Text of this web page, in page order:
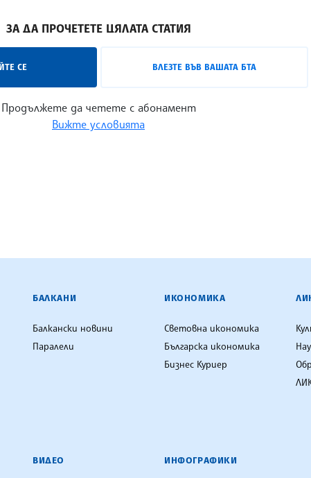
ЗА ДА ПРОЧЕТЕТЕ ЦЯЛАТА СТАТИЯ
СЕ ВЛЕЗТЕ ВЪВ ВАШАТА БТА
Продължете да четете с абонамент
Вижте условията
БАЛКАНИ
Балкански новини
Паралели
ИКОНОМИКА
Световна икономика
Българска икономика
Бизнес Куриер
ВИДЕО ИНФОГРАФИКИ